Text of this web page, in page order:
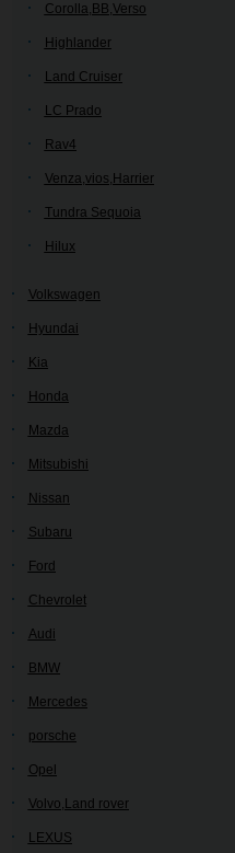
Corolla,BB,Verso
Highlander
Land Cruiser
LC Prado
Rav4
Venza,vios,Harrier
Tundra Sequoia
Hilux
Volkswagen
Hyundai
Kia
Honda
Mazda
Mitsubishi
Nissan
Subaru
Ford
Chevrolet
Audi
BMW
Mercedes
porsche
Opel
Volvo,Land rover
LEXUS